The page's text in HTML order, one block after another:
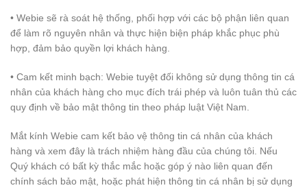
• Webie sẽ rà soát hệ thống, phối hợp với các bộ phận liên quan
để làm rõ nguyên nhân và thực hiện biện pháp khắc phục phù
hợp, đảm bảo quyền lợi khách hàng.
• Cam kết minh bạch: Webie tuyệt đối không sử dụng thông tin cá
nhân của khách hàng cho mục đích trái phép và luôn tuân thủ các
quy định về bảo mật thông tin theo pháp luật Việt Nam.
Mắt kính Webie cam kết bảo vệ thông tin cá nhân của khách
hàng và xem đây là trách nhiệm hàng đầu của chúng tôi. Nếu
Quý khách có bất kỳ thắc mắc hoặc góp ý nào liên quan đến
chính sách bảo mật, hoặc phát hiện thông tin cá nhân bị sử dụng